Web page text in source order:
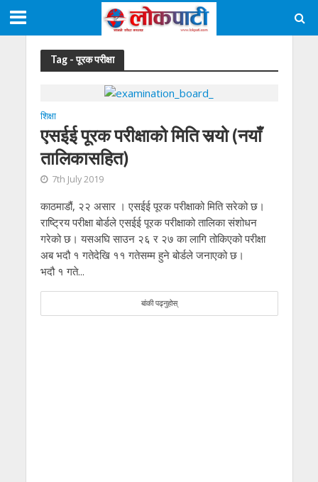
Tag - पूरक परीक्षा
शिक्षा
एसईई पूरक परीक्षाको मिति सर्‍यो (नयाँ
तालिकासहित)
7th July 2019
काठमाडौं, २२ असार । एसईई पूरक परीक्षाको मिति सरेको छ।
राष्ट्रिय परीक्षा बोर्डले एसईई पूरक परीक्षाको तालिका संशोधन
गरेको छ। यसअघि साउन २६ र २७ का लागि तोकिएको परीक्षा
अब भदौ १ गतेदेखि ११ गतेसम्म हुने बोर्डले जनाएको छ।
भदौ १ गते...
बांकी पढ्नुहोस्